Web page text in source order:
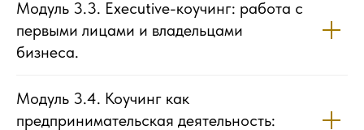
Модуль 3.3. Executive-коучинг: работа с
первыми лицами и владельцами
бизнеса.
Модуль 3.4. Коучинг как
предпринимательская деятельность: